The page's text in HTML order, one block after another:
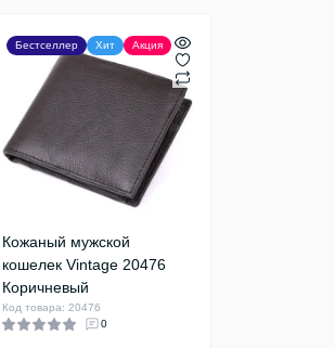
Бестселлер Хит Акция
Кожаный мужской
кошелек Vintage 20476
Коричневый
Код товара: 20476
0